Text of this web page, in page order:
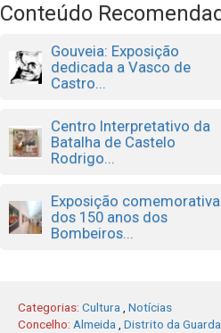
Conteúdo
Gouveia: Exposição
dedicada a Vasco de
Castro...
Centro Interpretativo da
Batalha de Castelo
Rodrigo...
Exposição comemorativa
dos 150 anos dos
Bombeiros...
Categorias: Cultura, Notícias
Concelho: Almeida, Distrito da Guarda